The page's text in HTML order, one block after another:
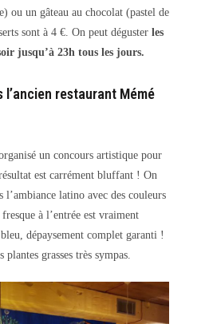
ou un gâteau au chocolat (pastel de
sont à 4 €. On peut déguster les
jusqu’à 23h tous les jours.
l’ancien restaurant Mémé
un concours artistique pour
est carrément bluffant ! On
l’ambiance latino avec des couleurs
à l’entrée est vraiment
dépaysement complet garanti !
plantes grasses très sympas.